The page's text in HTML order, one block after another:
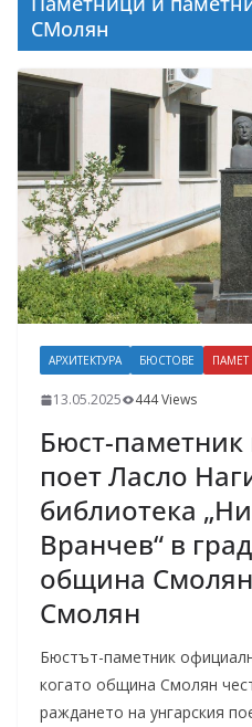
СМолян
АРХИТЕКТУРА БЮСТОВЕ ПАМЕТ
13.05.2025 444 Views
Бюст-паметник
поет Ласло
библиотека
Вранчев“ в
община
Смолян
Бюстът-паметник
когато община Смолян
раждането на унгарския